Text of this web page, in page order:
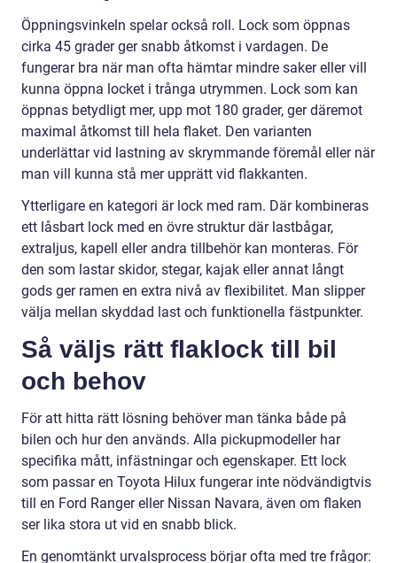
Öppningsvinkeln spelar också roll. Lock som öppnas
cirka 45 grader ger snabb åtkomst i vardagen. De
fungerar bra när man ofta hämtar mindre saker eller vill
kunna öppna locket i trånga utrymmen. Lock som kan
öppnas betydligt mer, upp mot 180 grader, ger däremot
maximal åtkomst till hela flaket. Den varianten
underlättar vid lastning av skrymmande föremål eller när
man vill kunna stå mer upprätt vid flakkanten.
Ytterligare en kategori är lock med ram. Där kombineras
ett låsbart lock med en övre struktur där lastbågar,
extraljus, kapell eller andra tillbehör kan monteras. För
den som lastar skidor, stegar, kajak eller annat långt
gods ger ramen en extra nivå av flexibilitet. Man slipper
välja mellan skyddad last och funktionella fästpunkter.
Så väljs rätt flaklock till bil
och behov
För att hitta rätt lösning behöver man tänka både på
bilen och hur den används. Alla pickupmodeller har
specifika mått, infästningar och egenskaper. Ett lock
som passar en Toyota Hilux fungerar inte nödvändigtvis
till en Ford Ranger eller Nissan Navara, även om flaken
ser lika stora ut vid en snabb blick.
En genomtänkt urvalsprocess börjar ofta med tre frågor: